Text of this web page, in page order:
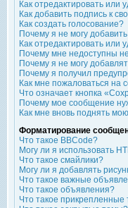
Как отредактировать или
Как добавить подпись к
Как создать голосование?
Почему я не могу
Как отредактировать или
Почему мне недоступны
Почему я не могу
Почему я получил
Как мне пожаловаться на
Что означает кнопка
Почему мое сообщение
Как мне вновь поднять
Форматирование
Что такое BBCode?
Могу ли я использовать
Что такое смайлики?
Могу ли я добавлять
Что такое важные
Что такое объявления?
Что такое прикрепленные